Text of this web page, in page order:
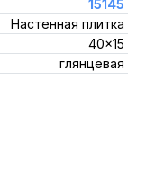
15145
Настенная плитка
40x15
глянцевая